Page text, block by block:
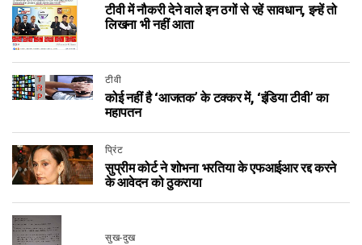
टीवी में नौकरी देने वाले इन ठगों से रहें सावधान, इन्हें तो
लिखना भी नहीं आता
टीवी
कोई नहीं है ‘आजतक’ के टक्कर में, ‘इंडिया टीवी’ का
महापतन
प्रिंट
सुप्रीम कोर्ट ने शोभना भरतिया के एफआईआर रद्द करने
के आवेदन को ठुकराया
सुख-दुख